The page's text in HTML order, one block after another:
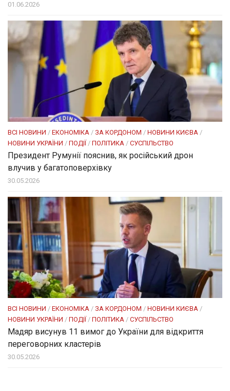
01.06.2026
ВСІ НОВИНИ / ЕКОНОМІКА / ЗА КОРДОНОМ / НОВИНИ КИЄВА /
НОВИНИ УКРАЇНИ / ПОДІЇ / ПОЛІТИКА / СУСПІЛЬСТВО
Президент Румунії пояснив, як російський дрон
влучив у багатоповерхівку
30.05.2026
ВСІ НОВИНИ / ЕКОНОМІКА / ЗА КОРДОНОМ / НОВИНИ КИЄВА /
НОВИНИ УКРАЇНИ / ПОДІЇ / ПОЛІТИКА / СУСПІЛЬСТВО
Мадяр висунув 11 вимог до України для відкриття
переговорних кластерів
30.05.2026